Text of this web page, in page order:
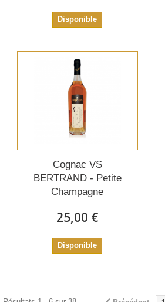
Disponible
Cognac VS
BERTRAND - Petite
Champagne
25,00 €
Disponible